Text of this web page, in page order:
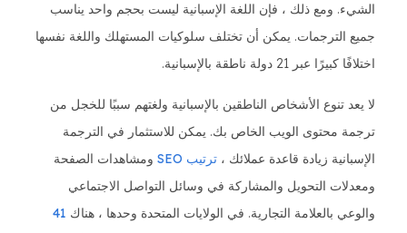
الشيء. ومع ذلك ، فإن اللغة الإسبانية ليست بحجم واحد يناسب
جميع الترجمات. يمكن أن تختلف سلوكيات المستهلك واللغة نفسها
اختلافًا كبيرًا عبر 21 دولة ناطقة بالإسبانية.
لا يعد تنوع الأشخاص الناطقين بالإسبانية ولغتهم سببًا للخجل من
ترجمة محتوى الويب الخاص بك. يمكن للاستثمار في الترجمة
الإسبانية زيادة قاعدة عملائك ، ترتيب SEO
ومشاهدات الصفحة
ومعدلات التحويل والمشاركة في وسائل التواصل الاجتماعي
والوعي بالعلامة التجارية. في الولايات المتحدة وحدها ، هناك 41